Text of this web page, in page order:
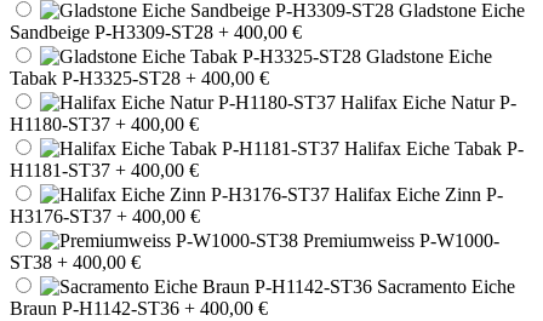
Gladstone Eiche
Sandbeige P-H3309-ST28 + 400,00 €
Gladstone Eiche
Tabak P-H3325-ST28 + 400,00 €
Halifax Eiche Natur P-
H1180-ST37 + 400,00 €
Halifax Eiche Tabak P-
H1181-ST37 + 400,00 €
Halifax Eiche Zinn P-
H3176-ST37 + 400,00 €
Premiumweiss P-W1000-
ST38 + 400,00 €
Sacramento Eiche
Braun P-H1142-ST36 + 400,00 €